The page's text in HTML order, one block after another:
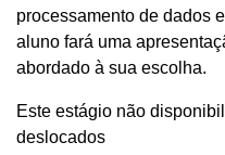
processamento de dados
aluno fará uma
abordado à sua escolha.
Este estágio não
deslocados